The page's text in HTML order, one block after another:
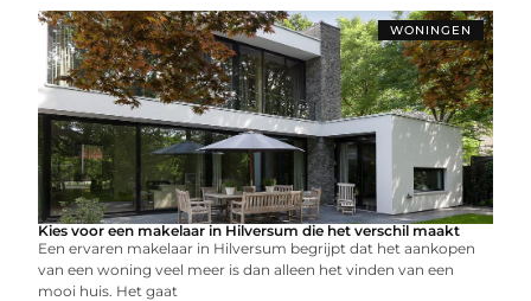
WONINGEN
Kies voor een makelaar in Hilversum die het verschil maakt
Een ervaren makelaar in Hilversum begrijpt dat het aankopen
van een woning veel meer is dan alleen het vinden van een
mooi huis. Het gaat